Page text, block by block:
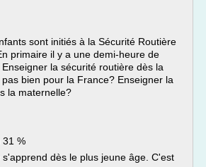
sont initiés à la Sécurité Routière
primaire il y a une demi-heure de
la sécurité routière dès la
bien pour la France? Enseigner la
la maternelle?
31 %
dès le plus jeune âge. C'est